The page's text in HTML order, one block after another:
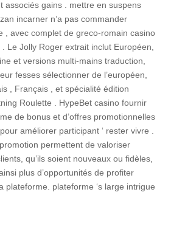
associés gains . mettre en suspens
incarner n’a pas commander
, avec complet de greco-romain casino
Le Jolly Roger extrait inclut Européen,
et versions multi-mains traduction,
fesses sélectionner de l’européen,
, Français , et spécialité édition
Roulette . HypeBet casino fournir
de bonus et d’offres promotionnelles
améliorer participant ‘ rester vivre .
permettent de valoriser
qu’ils soient nouveaux ou fidèles,
plus d’opportunités de profiter
plateforme. plateforme ‘s large intrigue